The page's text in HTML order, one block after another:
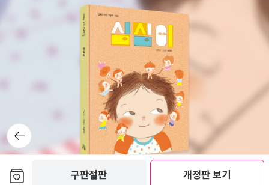
구판절판 개정판 보기
뒤로가
기